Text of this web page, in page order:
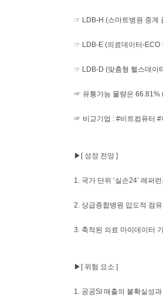
☞ LDB-H (스마트병원 중계
☞ LDB-E (의료데이터-ECO
☞ LDB-D (맞춤형 헬스데이
☞ 유통가능 물량은 66.81%
☞ 비교기업 : #비트컴퓨터 #
▶[ 성장 전망 ]
1. 국가 단위 ‘실손24’ 레퍼
2. 상급종합병원 압도적 점
3. 축적된 의료 마이데이터
▶[ 위험 요소 ]
1. 공공SI 매출의 불확실성